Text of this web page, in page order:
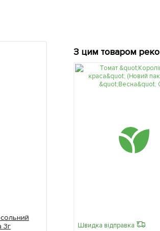
3г
З цим товаром
Швидка відправка